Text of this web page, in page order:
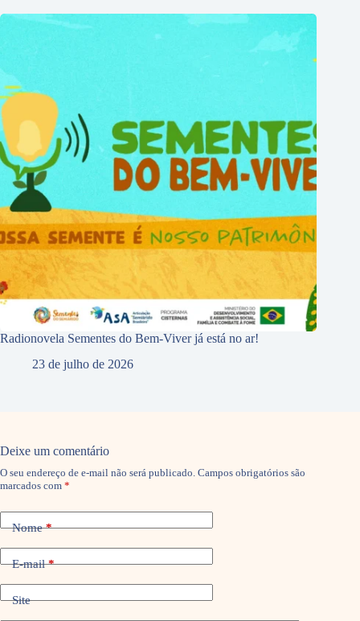
Radionovela Sementes do Bem-Viver já está no ar!
23 de julho de 2026
Deixe um comentário
O seu endereço de e-mail não será publicado. Campos obrigatórios são
marcados com *
Nome*
E-mail*
Site